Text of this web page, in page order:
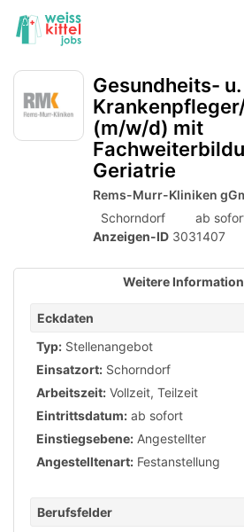
Accessibility
Modus
aktivieren
zur
Gesundheits- u.
(m/w/d) mit
Geriatrie
Rems-Murr-Kliniken
Schorndorf ab
Anzeigen-ID 3031407
Weitere
Eckdaten
Typ: Stellenangebot
Einsatzort: Schorndorf
Arbeitszeit: Vollzeit, Teilzeit
Eintrittsdatum: ab sofort
Einstiegsebene: Angestellter
Angestelltenart: Festanstellung
Berufsfelder